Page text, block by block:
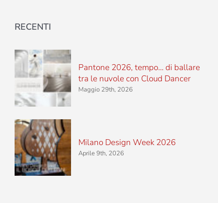
RECENTI
Pantone 2026, tempo… di ballare
tra le nuvole con Cloud Dancer
Maggio 29th, 2026
Milano Design Week 2026
Aprile 9th, 2026